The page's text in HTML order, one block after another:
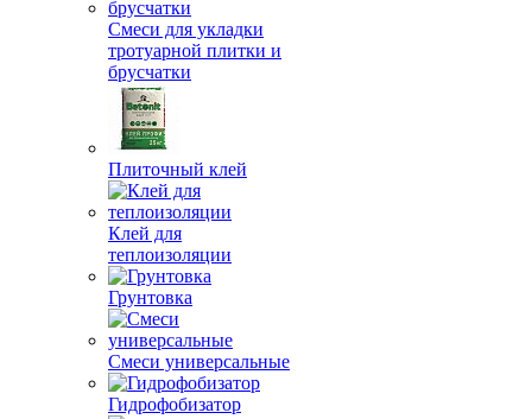
Смеси для укладки
тротуарной плитки и
брусчатки
Плиточный клей
Клей для
теплоизоляции
Грунтовка
Смеси универсальные
Гидрофобизатор